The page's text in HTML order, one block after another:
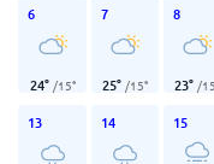
6
24° /15°
7
25° /15°
8
23° /
13 14 15